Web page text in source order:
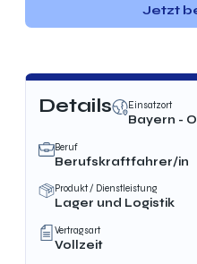
Jetzt
Details Einsatzort
Bayern -
Beruf
Berufskraftfahrer/in
Produkt / Dienstleistung
Lager und Logistik
Vertragsart
Vollzeit